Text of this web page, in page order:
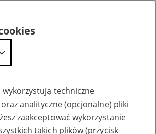
wykorzystują techniczne
analityczne (opcjonalne) pliki
zaakceptować wykorzystanie
takich plików (przycisk